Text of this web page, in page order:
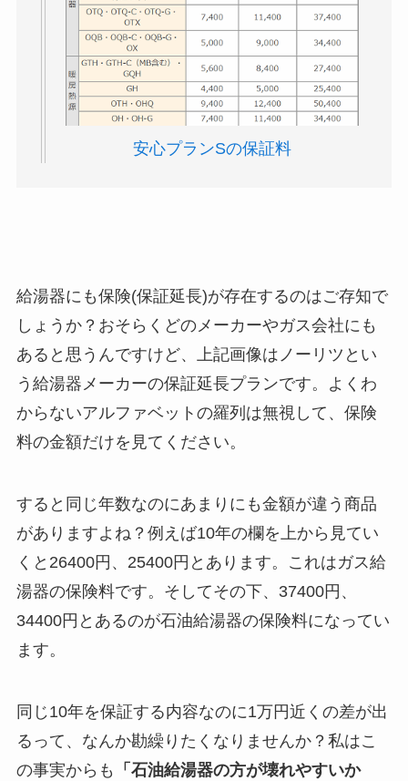
安心プランSの保証料
給湯器にも保険(保証延長)が存在するのはご存知で
しょうか？おそらくどのメーカーやガス会社にも
あると思うんですけど、上記画像はノーリツとい
う給湯器メーカーの保証延長プランです。よくわ
からないアルファベットの羅列は無視して、保険
料の金額だけを見てください。
すると同じ年数なのにあまりにも金額が違う商品
がありますよね？例えば10年の欄を上から見てい
くと26400円、25400円とあります。これはガス給
湯器の保険料です。そしてその下、37400円、
34400円とあるのが石油給湯器の保険料になってい
ます。
同じ10年を保証する内容なのに1万円近くの差が出
るって、なんか勘繰りたくなりませんか？私はこ
の事実からも
「石油給湯器の方が壊れやすいか